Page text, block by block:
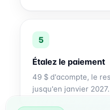
Étalez le paiement
49 $ d'acompte, le
jusqu'en janvier 2027.